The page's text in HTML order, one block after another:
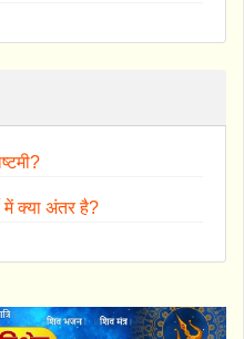
में क्या अंतर है?